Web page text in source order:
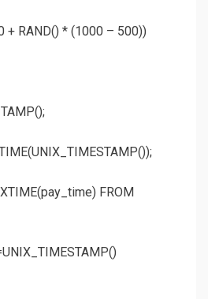
+ RAND() * (1000 – 500))
FROM